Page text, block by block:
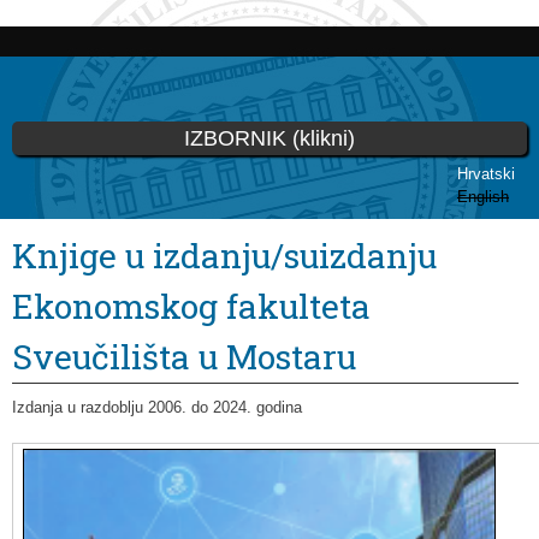
Skoči
glavni
sadržaj
Hrvatski
English
IZBORNIK (klikni)
Vi ste ovdje
Knjige u izdanju/suizdanju
Ekonomskog fakulteta
Sveučilišta u Mostaru
Izdanja u razdoblju 2006. do 2024. godina